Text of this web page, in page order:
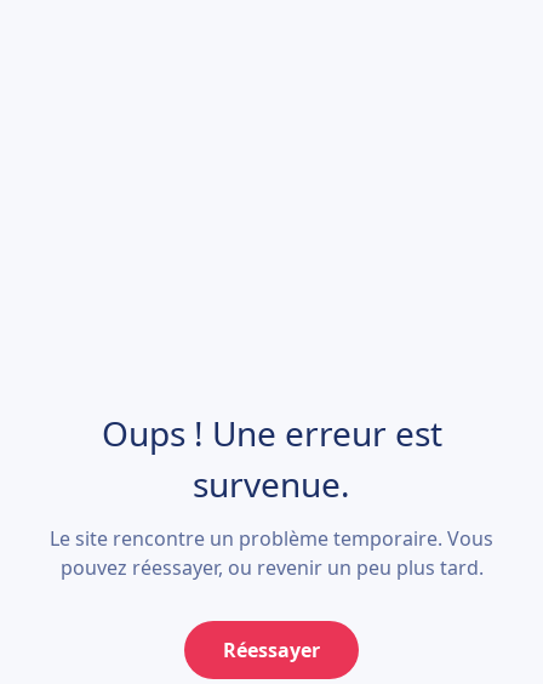
Oups ! Une erreur est
survenue.
Le site rencontre un problème temporaire. Vous
pouvez réessayer, ou revenir un peu plus tard.
Réessayer